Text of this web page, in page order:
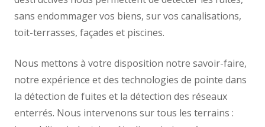
sans endommager vos biens, sur vos canalisations,
toit-terrasses, façades et piscines.
Nous mettons à votre disposition notre savoir-faire,
notre expérience et des technologies de pointe dans
la détection de fuites et la détection des réseaux
enterrés. Nous intervenons sur tous les terrains :